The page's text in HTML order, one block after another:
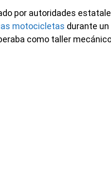
por autoridades
motocicletas durante
como taller